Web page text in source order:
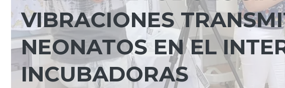
VIBRACIONES
NEONATOS EN EL
INCUBADORAS